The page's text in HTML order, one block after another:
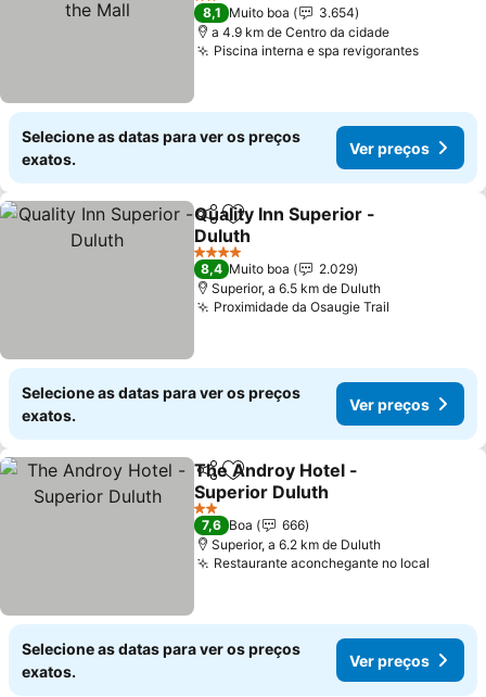
2 Estrelas
8,1 Muito boa
3.654
a 4.9 km de Centro da cidade
Piscina interna e spa revigorantes
Selecione as datas para ver os preços
exatos.
Ver preços
PartilharAdicionar aos favoritos
Quality Inn Superior -
Duluth
4 Estrelas
8,4 Muito boa
2.029
Superior, a 6.5 km de Duluth
Proximidade da Osaugie Trail
Selecione as datas para ver os preços
exatos.
Ver preços
PartilharAdicionar aos favoritos
The Androy Hotel -
Superior Duluth
2 Estrelas
7,6 Boa
666
Superior, a 6.2 km de Duluth
Restaurante aconchegante no local
Selecione as datas para ver os preços
exatos.
Ver preços